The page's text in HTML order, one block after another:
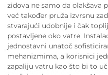
zidova ne samo da olakšava
već također pruža izvrsnu
stvarajući udobnije i čak
postavljene oko vatre.
jednostavni unatoč
mehanizmima, a korisnici
zapaliju vatru kao što bi to